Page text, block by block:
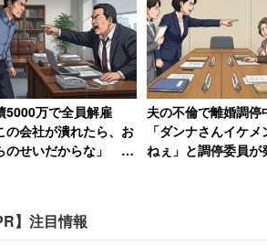
的な年収の変動額は、上り幅・下
、下がった人では19％）が最多だ
も9％いた。
が上がった人に「年収を上げるた
せるポジションであること」（60
（19％）、「管理職募集であるこ
い話
5000万で全員解雇
の会社が潰れたら、お
のせいだからな」 社
夫の不倫で離婚調停
「ダンナさんイケメ
ねぇ」と調停委員
】注目情報